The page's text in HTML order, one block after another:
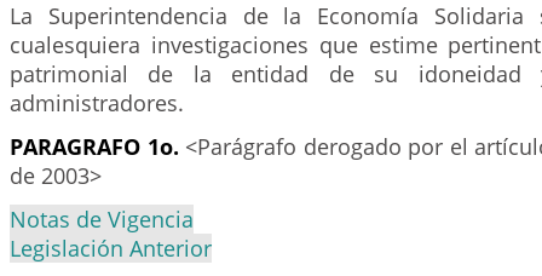
La Superintendencia de la Economía Solidaria
cualesquiera investigaciones que estime
patrimonial de la entidad de su
administradores.
PARAGRAFO 1o. <Parágrafo derogado por el
de 2003>
Notas de Vigencia
Legislación Anterior